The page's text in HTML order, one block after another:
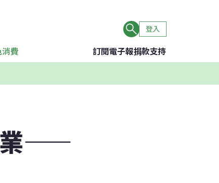
登入
費 訂閱電子報捐款支持
業——